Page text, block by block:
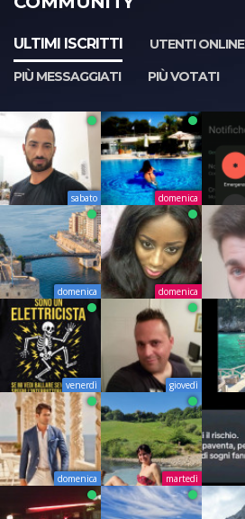
ULTIMI ISCRITTI UTENTI ONLINE
PIÙ MESSAGGIATI
PIÙ VOTATI
sabato domenica
domenica domenica
venerdì giovedì
domenica martedì